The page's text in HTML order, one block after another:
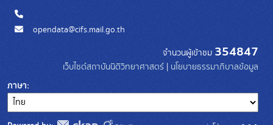
opendata@cifs.mail.go.th
จำนวนผู้เข้าชม 354847
เว็บไซต์สถาบันนิติวิทยาศาสตร์ | นโยบายธรรมาภิบาลข้อมูล
ภาษา